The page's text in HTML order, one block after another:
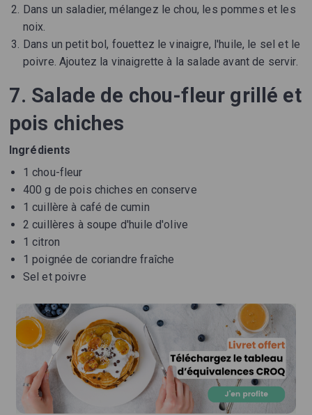
Dans un saladier, mélangez le chou, les pommes et les
noix.
Dans un petit bol, fouettez le vinaigre, l'huile, le sel et le
poivre. Ajoutez la vinaigrette à la salade avant de servir.
7. Salade de chou-fleur grillé et
pois chiches
Ingrédients
1 chou-fleur
400 g de pois chiches en conserve
1 cuillère à café de cumin
2 cuillères à soupe d'huile d'olive
1 citron
1 poignée de coriandre fraîche
Sel et poivre